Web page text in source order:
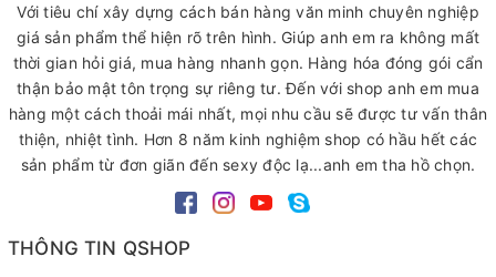
Với tiêu chí xây dựng cách bán hàng văn minh chuyên nghiệp
giá sản phẩm thể hiện rõ trên hình. Giúp anh em ra không mất
thời gian hỏi giá, mua hàng nhanh gọn. Hàng hóa đóng gói cẩn
thận bảo mật tôn trọng sự riêng tư. Đến với shop anh em mua
hàng một cách thoải mái nhất, mọi nhu cầu sẽ được tư vấn thân
thiện, nhiệt tình. Hơn 8 năm kinh nghiệm shop có hầu hết các
sản phẩm từ đơn giãn đến sexy độc lạ...anh em tha hồ chọn.
THÔNG TIN QSHOP